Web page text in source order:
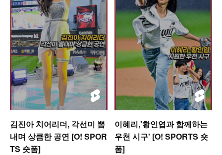
김진아 치어리더, 각선미 뽐
내며 상큼한 공연 [O! SPOR
TS 숏폼]
이혜리,'황인엽과 함께하는
우천 시구' [O! SPORTS 숏
폼]